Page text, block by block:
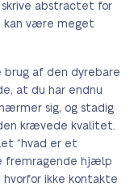
abstractet for
kan være meget
af den dyrebare
at du har endnu
sig, og stadig
krævede kvalitet.
“hvad er et
fremragende hjælp
ikke kontakte